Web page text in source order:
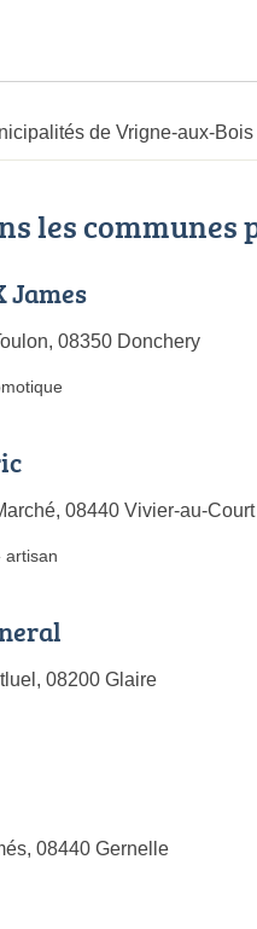
de Vrigne-aux-
les communes
James
08350 Donchery
08440 Vivier-au-Court
artisan
08200 Glaire
08440 Gernelle